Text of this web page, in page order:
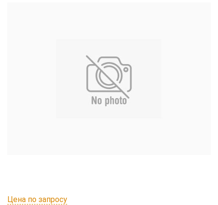
Цена по запросу